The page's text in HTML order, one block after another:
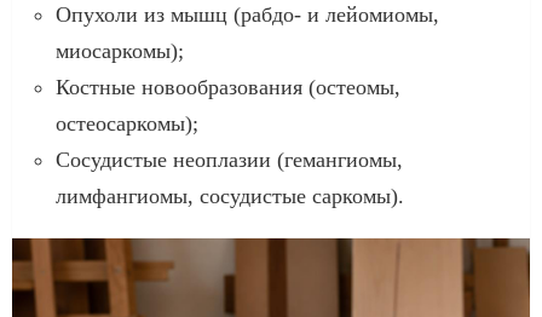
Опухоли из мышц (рабдо- и лейомиомы,
миосаркомы);
Костные новообразования (остеомы,
остеосаркомы);
Сосудистые неоплазии (гемангиомы,
лимфангиомы, сосудистые саркомы).